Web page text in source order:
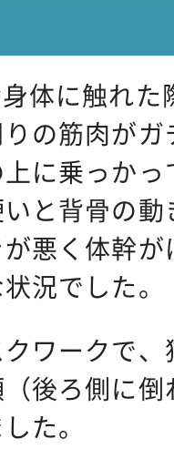
体に触れ
の筋肉が
に乗っか
と背骨の
悪く体幹
況でした。
ワークで
後ろ側に
た。